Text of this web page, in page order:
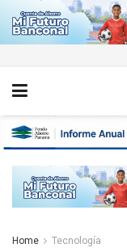
Home Tecnología